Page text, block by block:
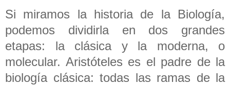
Si miramos la historia de la Biología,
podemos dividirla en dos grandes
etapas: la clásica y la moderna, o
molecular. Aristóteles es el padre de la
biología clásica: todas las ramas de la